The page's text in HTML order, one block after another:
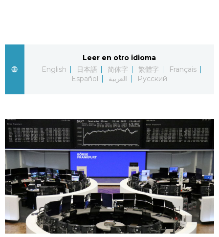
العربية
Русский
Sociedad
Cultura
Vida
Guía de Japón
Vídeos e imágenes
En profundidad
Leer en otro idioma
English
日本語 简体字 繁體字
Français
Español
العربية Русский